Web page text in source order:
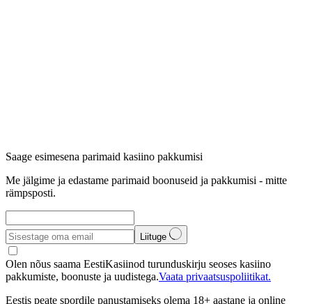
Saage esimesena parimaid kasiino pakkumisi
Me jälgime ja edastame parimaid boonuseid ja pakkumisi - mitte
rämpsposti.
Liituge
Olen nõus saama EestiKasiinod turunduskirju seoses kasiino
pakkumiste, boonuste ja uudistega.Vaata privaatsuspoliitikat.
Eestis peate spordile panustamiseks olema 18+ aastane ja online